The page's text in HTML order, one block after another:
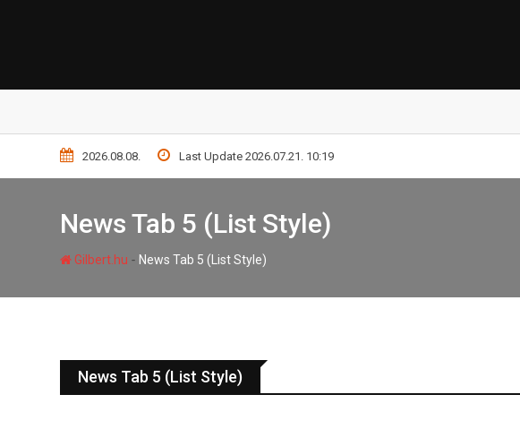
2026.08.08. Last Update 2026.07.21. 10:19
News Tab 5 (List Style)
Gilbert.hu - News Tab 5 (List Style)
News Tab 5 (List Style)